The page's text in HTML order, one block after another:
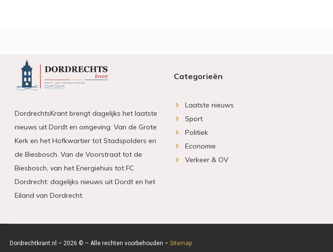
DordrechtsKrant brengt dagelijks het laatste
nieuws uit Dordt en omgeving. Van de Grote
Kerk en het Hofkwartier tot Stadspolders en
de Biesbosch. Van de Voorstraat tot de
Biesbosch, van het Energiehuis tot FC
Dordrecht: dagelijks nieuws uit Dordt en het
Eiland van Dordrecht.
Categorieën
Laatste nieuws
Sport
Politiek
Economie
Verkeer & OV
Dordrechtkrant.nl – 2026 © – Alle rechten voorbehouden – Sitemap